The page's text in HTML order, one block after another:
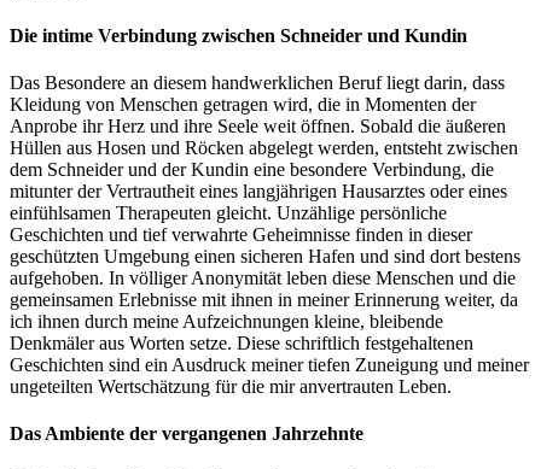
Die intime Verbindung zwischen Schneider und Kundin
Das Besondere an diesem handwerklichen Beruf liegt darin, dass
Kleidung von Menschen getragen wird, die in Momenten der
Anprobe ihr Herz und ihre Seele weit öffnen. Sobald die äußeren
Hüllen aus Hosen und Röcken abgelegt werden, entsteht zwischen
dem Schneider und der Kundin eine besondere Verbindung, die
mitunter der Vertrautheit eines langjährigen Hausarztes oder eines
einfühlsamen Therapeuten gleicht. Unzählige persönliche
Geschichten und tief verwahrte Geheimnisse finden in dieser
geschützten Umgebung einen sicheren Hafen und sind dort bestens
aufgehoben. In völliger Anonymität leben diese Menschen und die
gemeinsamen Erlebnisse mit ihnen in meiner Erinnerung weiter, da
ich ihnen durch meine Aufzeichnungen kleine, bleibende
Denkmäler aus Worten setze. Diese schriftlich festgehaltenen
Geschichten sind ein Ausdruck meiner tiefen Zuneigung und meiner
ungeteilten Wertschätzung für die mir anvertrauten Leben.
Das Ambiente der vergangenen Jahrzehnte